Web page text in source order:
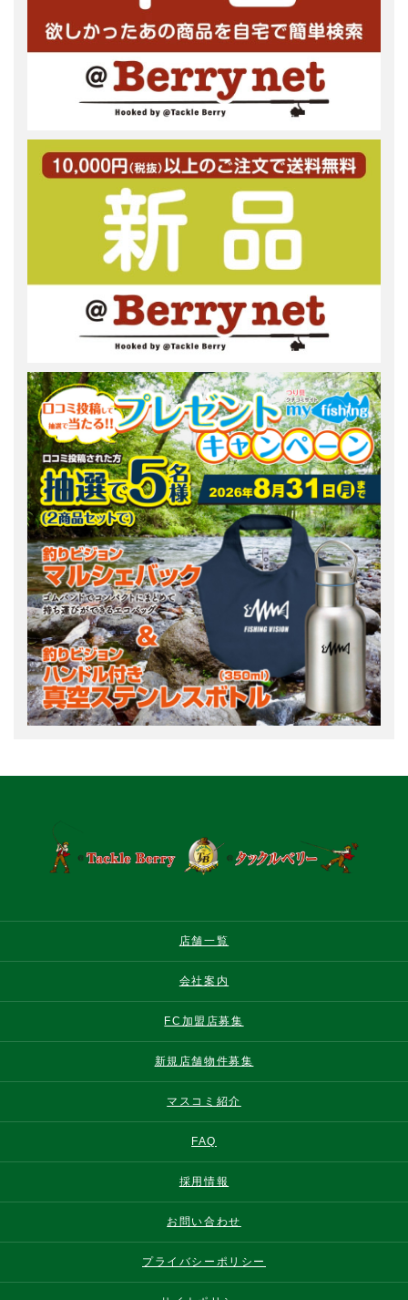
店舗一覧
会社案内
FC加盟店募集
新規店舗物件募集
マスコミ紹介
FAQ
採用情報
お問い合わせ
プライバシーポリシー